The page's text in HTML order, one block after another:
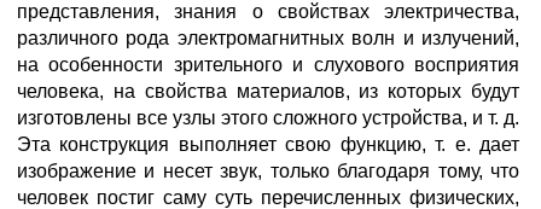
представления, знания о свойствах электричества,
различного рода электромагнитных волн и излучений,
на особенности зрительного и слухового восприятия
человека, на свойства материалов, из которых будут
изготовлены все узлы этого сложного устройства, и т. д.
Эта конструкция выполняет свою функцию, т. е. дает
изображение и несет звук, только благодаря тому, что
человек постиг саму суть перечисленных физических,